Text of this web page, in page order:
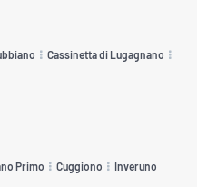
Cassinetta di Lugagnano
Primo Cuggiono Inveruno